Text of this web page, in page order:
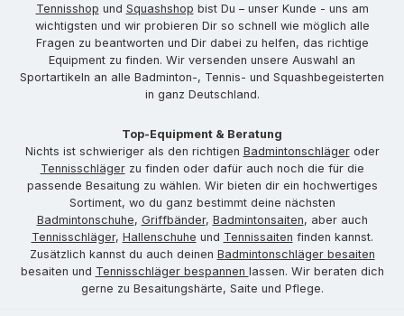
Tennisshop und Squashshop bist Du – unser Kunde - uns am
wichtigsten und wir probieren Dir so schnell wie möglich alle
Fragen zu beantworten und Dir dabei zu helfen, das richtige
Equipment zu finden. Wir versenden unsere Auswahl an
Sportartikeln an alle Badminton-, Tennis- und Squashbegeisterten
in ganz Deutschland.
Top-Equipment & Beratung
Nichts ist schwieriger als den richtigen Badmintonschlägeroder
Tennisschlägerzu finden oder dafür auch noch die für die
passende Besaitung zu wählen. Wir bieten dir ein hochwertiges
Sortiment, wo du ganz bestimmt deine nächsten
Badmintonschuhe, Griffbänder, Badmintonsaiten, aber auch
Tennisschläger, Hallenschuhe und Tennissaiten finden kannst.
Zusätzlich kannst du auch deinen Badmintonschläger besaiten
besaiten und Tennisschläger bespannen lassen. Wir beraten dich
gerne zu Besaitungshärte, Saite und Pflege.